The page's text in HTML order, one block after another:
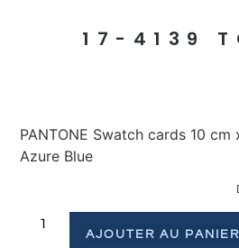
17-4139
PANTONE Swatch cards 10 cm
Azure Blue
AJOUTER AU PANIER